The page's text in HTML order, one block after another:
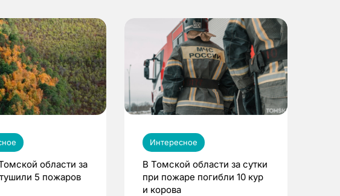
области за
5 пожаров
Интересное
В Томской области за сутки
при пожаре погибли 10 кур
и корова